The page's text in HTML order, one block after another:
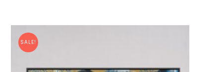
SALE!